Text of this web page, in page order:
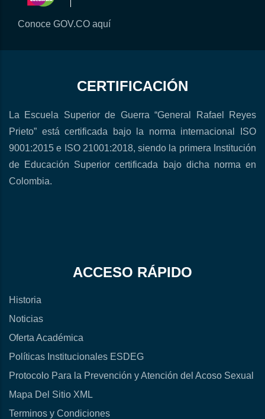
Conoce GOV.CO aquí
CERTIFICACIÓN
La Escuela Superior de Guerra “General Rafael Reyes
Prieto” está certificada bajo la norma internacional ISO
9001:2015 e ISO 21001:2018, siendo la primera Institución
de Educación Superior certificada bajo dicha norma en
Colombia.
ACCESO RÁPIDO
Historia
Noticias
Oferta Académica
Políticas Institucionales ESDEG
Protocolo Para la Prevención y Atención del Acoso Sexual
Mapa Del Sitio XML
Terminos y Condiciones